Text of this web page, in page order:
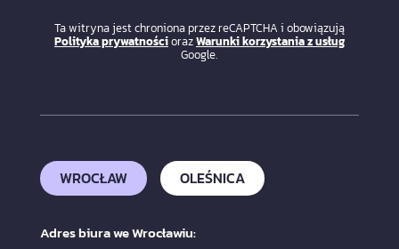
Ta witryna jest chroniona przez reCAPTCHA i obowiązują
Polityka prywatnościorazWarunki korzystania z usług
Google.
WROCŁAW OLEŚNICA
Adres biura we Wrocławiu: